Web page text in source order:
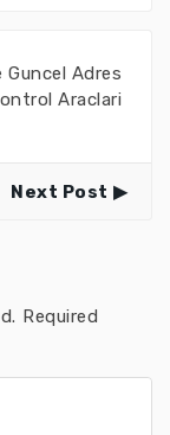
Guncel Adres
Araclari
Next Post
Required